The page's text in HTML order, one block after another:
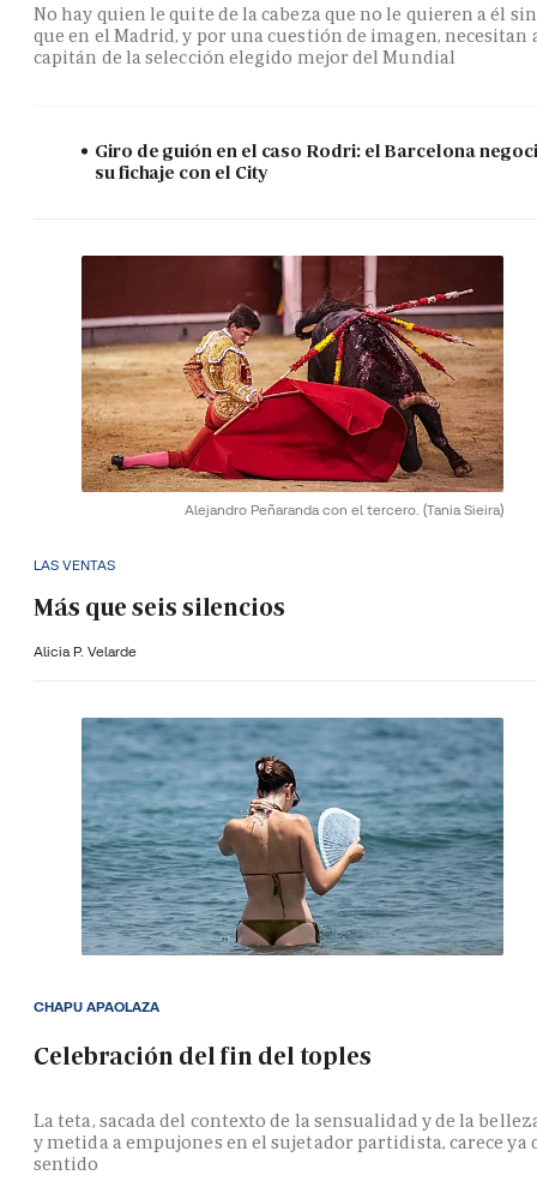
No hay quien le quite de la cabeza que no le quieren a él
que en el Madrid, y por una cuestión de imagen, necesitan
capitán de la selección elegido mejor del Mundial
Giro de guión en el caso Rodri: el Barcelona
su fichaje con el City
Alejandro Peñaranda con el tercero. (Tania Sieira)
LAS VENTAS
Más que seis silencios
Alicia P. Velarde
Celebración del fin del toples
La teta, sacada del contexto de la sensualidad y de la
y metida a empujones en el sujetador partidista, carece ya
sentido
CHAPU APAOLAZA